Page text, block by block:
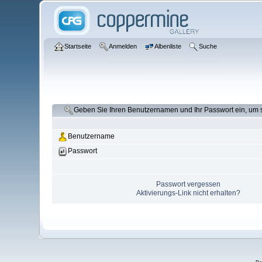
Startseite Anmelden Albenliste Suche
Geben Sie Ihren Benutzernamen und Ihr Passwort ein, um
Benutzername
Passwort
Passwort vergessen
Aktivierungs-Link nicht erhalten?